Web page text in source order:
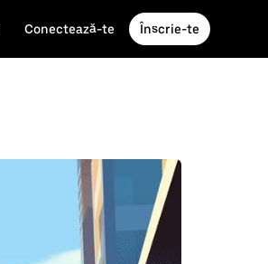
Conectează-te Înscrie-te